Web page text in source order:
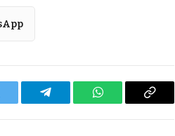
Telegram WhatsAppCopy